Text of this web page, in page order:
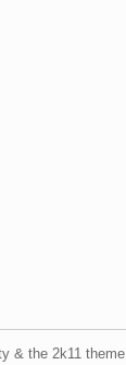
& the 2k11 theme.